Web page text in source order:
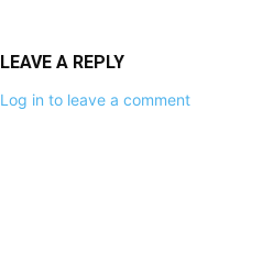
LEAVE A REPLY
Log in to leave a comment